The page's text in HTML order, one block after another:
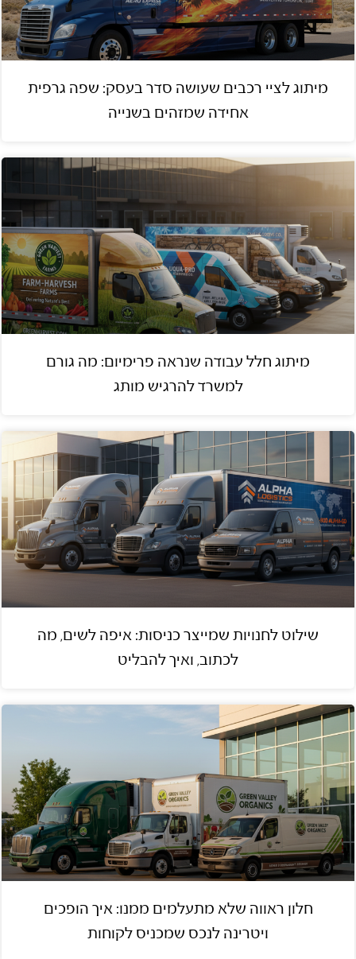
מיתוג לציי רכבים שעושה סדר בעסק: שפה גרפית
אחידה שמזהים בשנייה
מיתוג חלל עבודה שנראה פרימיום: מה גורם
למשרד להרגיש מותג
שילוט לחנויות שמייצר כניסות: איפה לשים, מה
לכתוב, ואיך להבליט
חלון ראווה שלא מתעלמים ממנו: איך הופכים
ויטרינה לנכס שמכניס לקוחות